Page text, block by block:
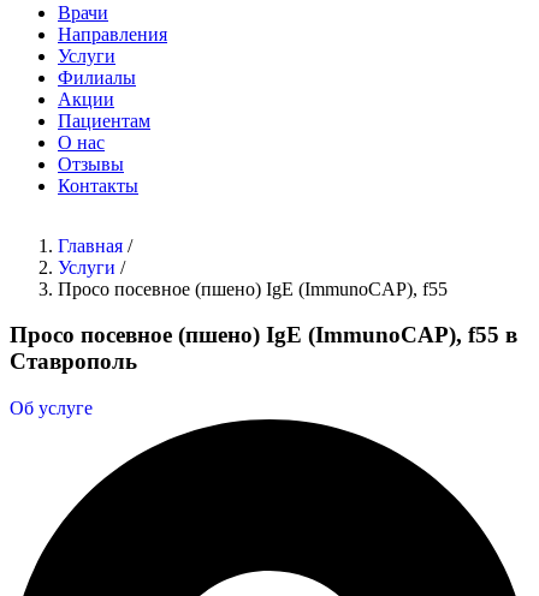
Врачи
Направления
Услуги
Филиалы
Акции
Пациентам
О нас
Отзывы
Контакты
Главная /
Услуги /
Просо посевное (пшено) IgE (ImmunoCAP), f55
Просо посевное (пшено) IgE (ImmunoCAP), f55 в
Ставрополь
Об услуге